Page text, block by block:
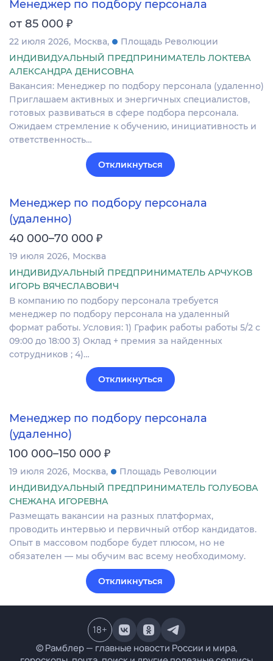
Менеджер по подбору персонала
от 85 000 ₽
22 июля 2026 Москва
Площадь Революции
ИНДИВИДУАЛЬНЫЙ ПРЕДПРИНИМАТЕЛЬ ЛОКТЕВА
АЛЕКСАНДРА ДЕНИСОВНА
Вакансия: Менеджер по подбору персонала (удаленно)
Приглашаем активных и энергичных специалистов,
готовых развиваться в сфере подбора персонала.
Ожидаем стремление к обучению, инициативность и
ответственность…
Откликнуться
Менеджер по подбору персонала
(удаленно)
40 000–70 000 ₽
19 июля 2026 Москва
ИНДИВИДУАЛЬНЫЙ ПРЕДПРИНИМАТЕЛЬ АРЧУКОВ
ИГОРЬ ВЯЧЕСЛАВОВИЧ
В компанию по подбору персонала требуется
менеджер по подбору персонала на удаленный
формат работы. Условия: 1) График работы работы 5/2 с
09:00 до 18:00 3) Оклад + премия за найденных
сотрудников ; 4)…
Откликнуться
Менеджер по подбору персонала
(удаленно)
100 000–150 000 ₽
19 июля 2026 Москва
Площадь Революции
ИНДИВИДУАЛЬНЫЙ ПРЕДПРИНИМАТЕЛЬ ГОЛУБОВА
СНЕЖАНА ИГОРЕВНА
Размещать вакансии на разных платформах,
проводить интервью и первичный отбор кандидатов.
Опыт в массовом подборе будет плюсом, но не
обязателен — мы обучим вас всему необходимому.
Откликнуться
© Рамблер — главные новости России и мира,
18+